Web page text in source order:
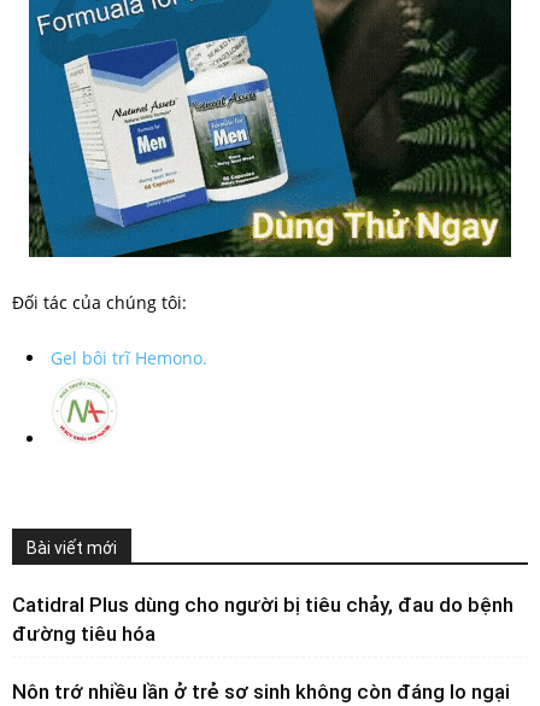
Đối tác của chúng tôi:
Gel bôi trĩ Hemono.
Bài viết mới
Catidral Plus dùng cho người bị tiêu chảy, đau do bệnh
đường tiêu hóa
Nôn trớ nhiều lần ở trẻ sơ sinh không còn đáng lo ngại